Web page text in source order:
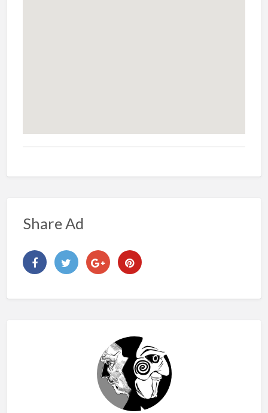
Share Ad